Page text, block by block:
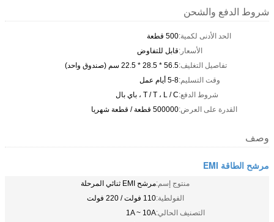
شروط الدفع والشحن
الحد الأدنى لكمية:500 قطعة
الأسعار:قابل للتفاوض
تفاصيل التغليف:56.5 * 28.5 * 22.5 سم (صندوق واحد)
وقت التسليم:5-8 أيام عمل
شروط الدفع:T / T ، L / C ، باي بال
القدرة على العرض:500000 قطعة / قطعة شهريا
وصف
مرشح الطاقة EMI
منتوج إسم:مرشح EMI ثنائي المرحلة
الفولطية:110 فولت / 220 فولت
التصنيف الحالي:1A ~ 10A